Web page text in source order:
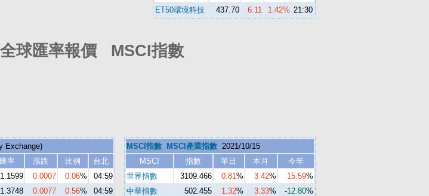
ET50環境科技
437.70 6.11 1.42% 21:30
球匯率報價 MSCI指數
Exchange)
匯率 漲跌 比例
台北
1.1599 0.0007 0.06%
04:59
1.3748 0.0077 0.56%
04:59
MSCI指數 MSCI產業指數2021/10/15
MSCI
指數 單日 本月
今年
世界指數
3109.466 0.81% 3.42% 15.59%
中華指數
502.455 1.32% 3.33% -12.80%